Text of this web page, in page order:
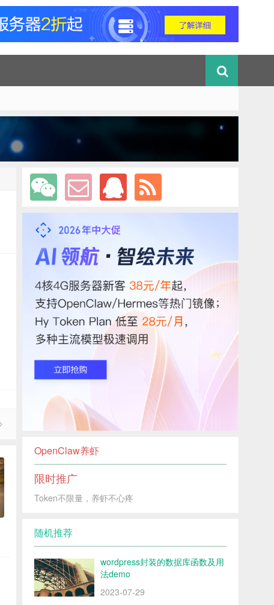
OpenClaw养虾
限时推广
Token不限量，养虾不心疼
随机推荐
wordpress封装的数据库函数及用
法demo
2023-07-29